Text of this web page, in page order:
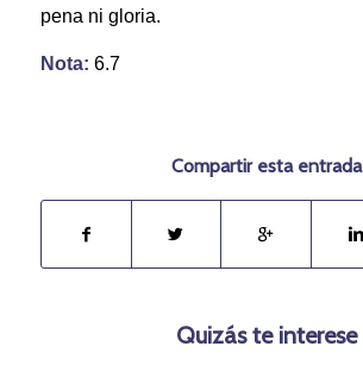
pena ni gloria.
Nota: 6.7
Compartir esta entrada
Quizás te interese